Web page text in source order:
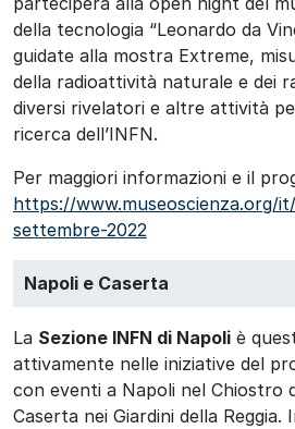
della tecnologia “Leonardo da
guidate alla mostra Extreme,
della radioattività naturale e dei
diversi rivelatori e altre attività
ricerca dell’INFN.
Per maggiori informazioni e il
https://www.museoscienza.org/
settembre-2022
Napoli e Caserta
La Sezione INFN di Napoli è
attivamente nelle iniziative del
con eventi a Napoli nel Chiostro
Caserta nei Giardini della